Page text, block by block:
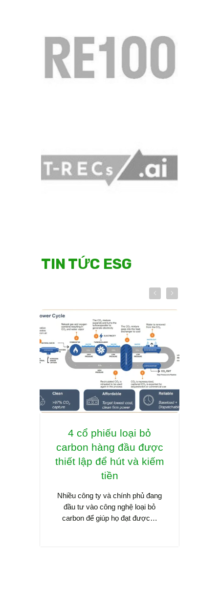
TIN TỨC ESG
4 cổ phiếu loại bỏ
carbon hàng đầu được
thiết lập để hút và kiếm
tiền
Nhiều công ty và chính phủ đang
đầu tư vào công nghệ loại bỏ
carbon để giúp họ đạt được…